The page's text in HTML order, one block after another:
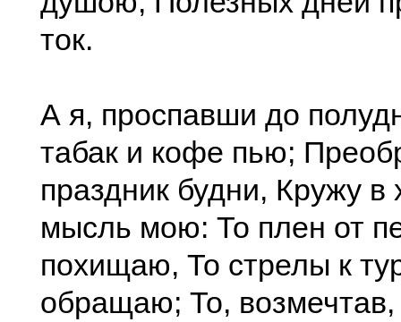
ток.
А я, проспавши до
табак и кофе пью;
праздник будни, Кружу в
мысль мою: То плен от
похищаю, То стрелы к
обращаю; То, возмечтав,